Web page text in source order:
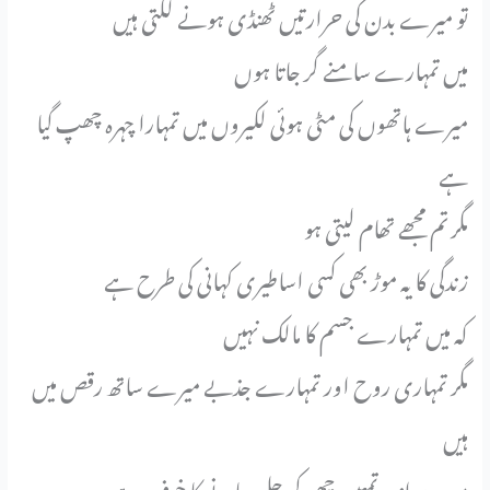
تو میرے بدن کی حرارتیں ٹھنڈی ہونے لگتی ہیں
میں تمہارے سامنے گر جاتا ہوں
میرے ہاتھوں کی مٹی ہوئی لکیروں میں تمہارا چہرہ چھپ گیا
ہے
مگر تم مجھے تھام لیتی ہو
زندگی کا یہ موڑ بھی کسی اساطیری کہانی کی طرح ہے
کہ میں تمہارے جسم کا مالک نہیں
مگر تمہاری روح اور تمہارے جذبے میرے ساتھ رقص میں
ہیں